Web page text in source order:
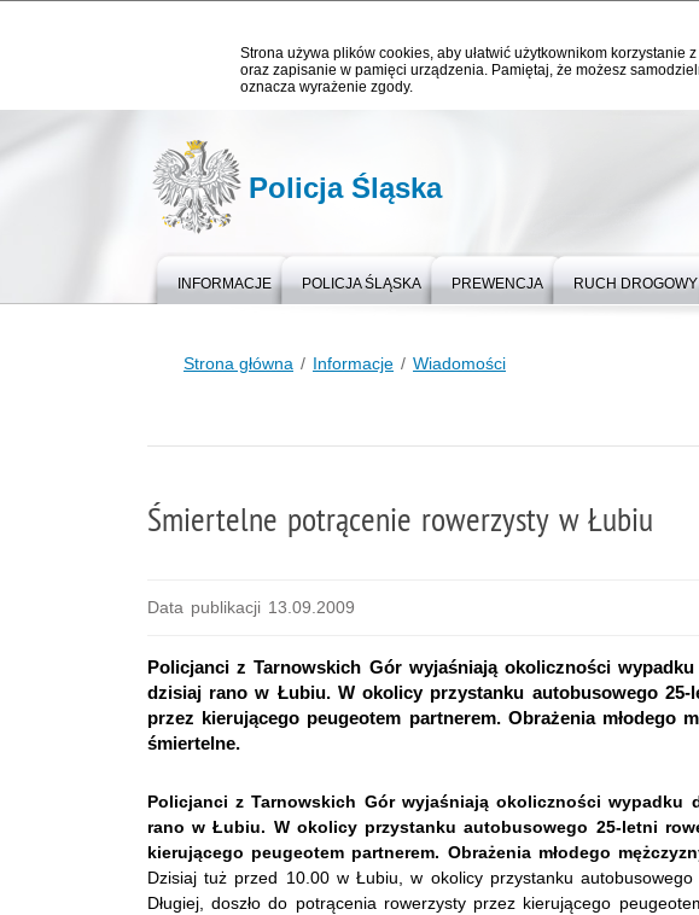
Strona używa plików cookies, aby ułatwić użytkownikom
oraz zapisanie w pamięci urządzenia. Pamiętaj, że możesz
oznacza wyrażenie zgody.
Policja Śląska
INFORMACJE POLICJA ŚLĄSKA PREWENCJA RUCH DROGOWY
Strona główna Informacje Wiadomości
Śmiertelne potrącenie rowerzysty w Łubiu
Data publikacji 13.09.2009
Policjanci z Tarnowskich Gór wyjaśniają okoliczności
dzisiaj rano w Łubiu. W okolicy przystanku autobusowego 25-
przez kierującego peugeotem partnerem. Obrażenia młodego
śmiertelne.
Policjanci z Tarnowskich Gór wyjaśniają okoliczności wypadku
rano w Łubiu. W okolicy przystanku autobusowego 25-letni
kierującego peugeotem partnerem. Obrażenia młodego
Dzisiaj tuż przed 10.00 w Łubiu, w okolicy przystanku
Długiej, doszło do potrącenia rowerzysty przez kierującego